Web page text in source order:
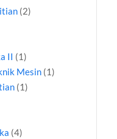
(2)
II (1)
Mesin (1)
(1)
(4)